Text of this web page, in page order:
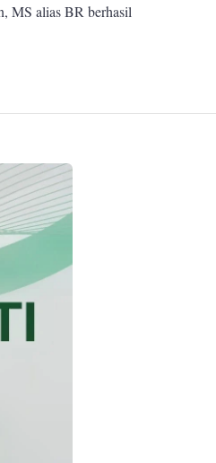
MS alias BR berhasil